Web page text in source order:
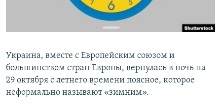
ПОБЕДИТЕЛЕЙ НЕ СУДЯТ?
УКРАИНСКАЯ ПРОБЛЕМА КРЫМА
Все сайты RFE/RL
Украина, вместе с Европейским союзом и
большинством стран Европы, вернулась в ночь на
29 октября с летнего времени поясное, которое
неформально называют «зимним».